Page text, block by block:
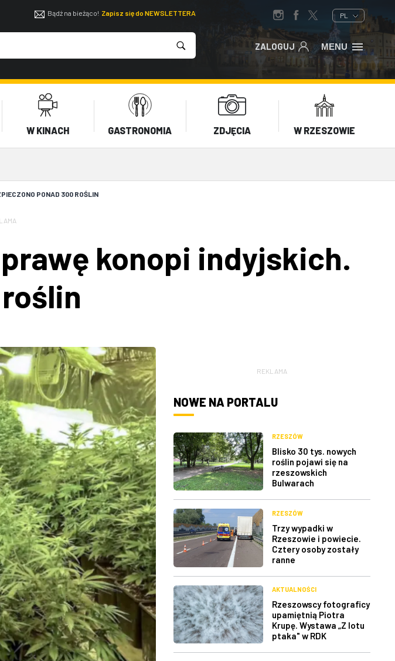
Bądź na bieżąco! Zapisz się do NEWSLETTERA PL
ZALOGUJ MENU
W KINACH GASTRONOMIA ZDJĘCIA W RZESZOWIE
PONAD 300 ROŚLIN
konopi indyjskich.
REKLAMA
NOWE NA PORTALU
RZESZÓW
Blisko 30 tys. nowych
roślin pojawi się na
rzeszowskich
Bulwarach
RZESZÓW
Trzy wypadki w
Rzeszowie i powiecie.
Cztery osoby zostały
ranne
AKTUALNOŚCI
Rzeszowscy fotograficy
upamiętnią Piotra
Krupę. Wystawa „Z lotu
ptaka" w RDK